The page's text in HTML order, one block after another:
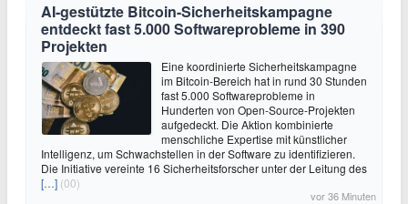
AI-gestützte Bitcoin-Sicherheitskampagne
entdeckt fast 5.000 Softwareprobleme in 390
Projekten
Eine koordinierte Sicherheitskampagne
im Bitcoin-Bereich hat in rund 30 Stunden
fast 5.000 Softwareprobleme in
Hunderten von Open-Source-Projekten
aufgedeckt. Die Aktion kombinierte
menschliche Expertise mit künstlicher
Intelligenz, um Schwachstellen in der Software zu identifizieren.
Die Initiative vereinte 16 Sicherheitsforscher unter der Leitung des
[…] (00)
vor 36 Minuten